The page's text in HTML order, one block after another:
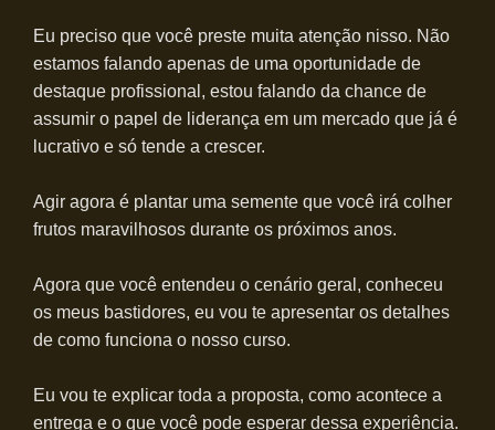
Eu preciso que você preste muita atenção nisso. Não
estamos falando apenas de uma oportunidade de
destaque profissional, estou falando da chance de
assumir o papel de liderança em um mercado que já é
lucrativo e só tende a crescer.
Agir agora é plantar uma semente que você irá colher
frutos maravilhosos durante os próximos anos.
Agora que você entendeu o cenário geral, conheceu
os meus bastidores, eu vou te apresentar os detalhes
de como funciona o nosso curso.
Eu vou te explicar toda a proposta, como acontece a
entrega e o que você pode esperar dessa experiência.